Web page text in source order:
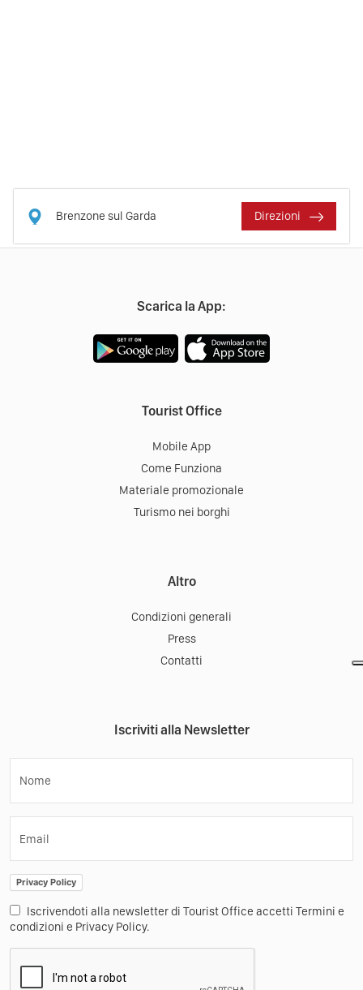
Brenzone sul Garda Direzioni
Scarica la App:
Tourist Office
Mobile App
Come Funziona
Materiale promozionale
Turismo nei borghi
Altro
Condizioni generali
Press
Contatti
Iscriviti alla Newsletter
Nome
Email
Privacy Policy
Iscrivendoti alla newsletter di Tourist Office accetti Termini e
condizioni e Privacy Policy.